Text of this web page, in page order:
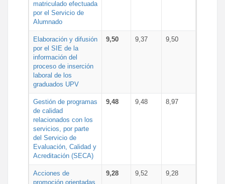
matriculado efectuada
por el Servicio de
Alumnado
Elaboración y difusión
por el SIE de la
información del
proceso de inserción
laboral de los
graduados UPV
9,50 9,37 9,50
Gestión de programas
de calidad
relacionados con los
servicios, por parte
del Servicio de
Evaluación, Calidad y
Acreditación (SECA)
9,48 9,48 8,97
Acciones de
promoción orientadas
9,28 9,52 9,28